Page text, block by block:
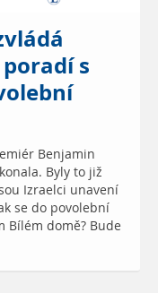
s
Benjamin
Byly to již
Izraelci unavení
se do povolební
Bílém domě? Bude